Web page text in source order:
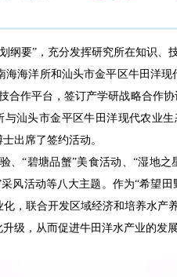
要”，充分发挥研究所在知识、
海洋所和汕头市金平区牛田洋
作平台，签订产学研战略合作
汕头市金平区牛田洋现代农业
出席了签约活动。
“碧塘品蟹”美食活动、“湿地之
风活动等八大主题。作为“希望
，联合开发区域经济和培养水产
级，从而促进牛田洋水产业的发